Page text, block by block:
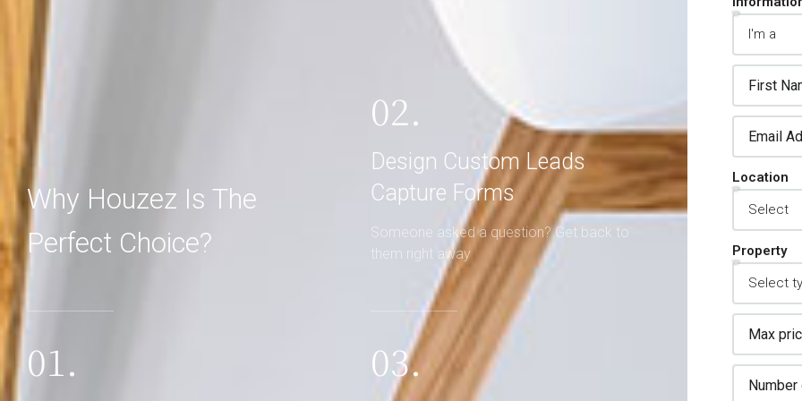
Why Houzez Is The
Perfect Choice?
01.
02.
Design Custom Leads
Capture Forms
Someone asked a question? Get back to
them right away
03.
Location
Property